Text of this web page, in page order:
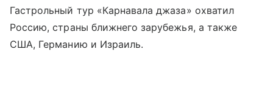
Гастрольный тур «Карнавала джаза» охватил
Россию, страны ближнего зарубежья, а также
США, Германию и Израиль.